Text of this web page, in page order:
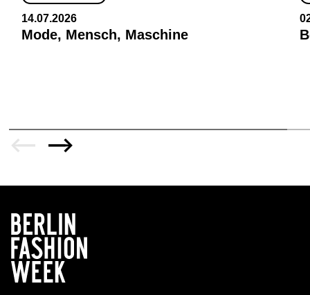
14.07.2026
Mode, Mensch, Maschine